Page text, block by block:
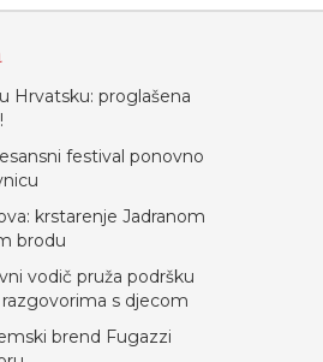
Hrvatsku: proglašena
festival ponovno
krstarenje Jadranom
brodu
vodič pruža podršku
s djecom
brend Fugazzi